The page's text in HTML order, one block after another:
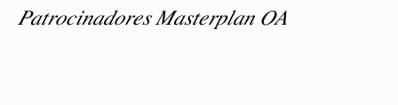
𝑃𝑎𝑡𝑟𝑜𝑐𝑖𝑛𝑎𝑑𝑜𝑟𝑒𝑠 𝑀𝑎𝑠𝑡𝑒𝑟𝑝𝑙𝑎𝑛 𝑂𝐴